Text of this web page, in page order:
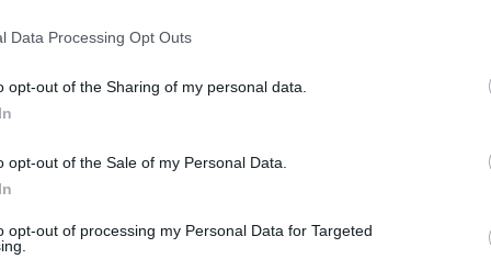
Data Processing Opt Outs
opt-out of the Sharing of my personal data.
opt-out of the Sale of my Personal Data.
opt-out of processing my Personal Data for Targeted
najít vegetariánskou či nekuřáckou restauraci nebo
také ukazuje trasy pro chodce, místa přátelská